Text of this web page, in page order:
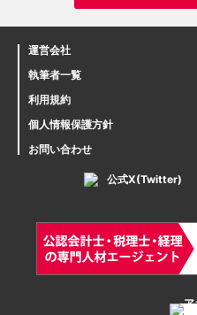
運営会社
執筆者一覧
利用規約
個人情報保護方針
お問い合わせ
公式X(Twitter)